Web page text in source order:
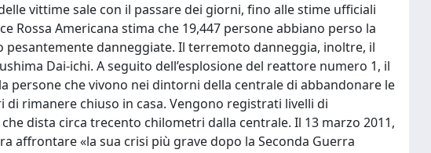
vittime sale con il passare dei giorni, fino alle stime ufficiali
Rossa Americana stima che 19,447 persone abbiano perso la
danneggiate. Il terremoto danneggia, inoltre, il
Dai-ichi. A seguito dell’esplosione del reattore numero 1, il
persone che vivono nei dintorni della centrale di abbandonare le
rimanere chiuso in casa. Vengono registrati livelli di
dista circa trecento chilometri dalla centrale. Il 13 marzo 2011,
affrontare «la sua crisi più grave dopo la Seconda Guerra